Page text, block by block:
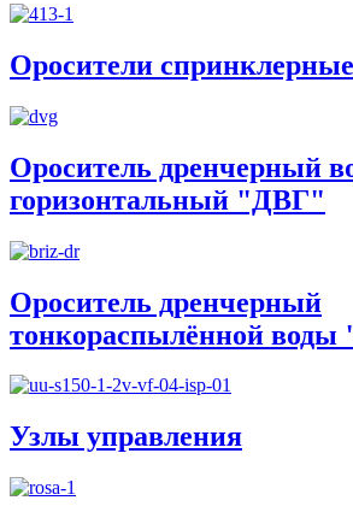
Оросители спринклерные
Ороситель дренчерный
горизонтальный "ДВГ"
Ороситель дренчерный
тонкораспылённой воды
Узлы управления